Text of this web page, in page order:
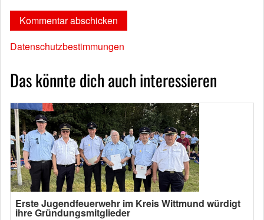
Datenschutzbestimmungen
Das könnte dich auch interessieren
Erste Jugendfeuerwehr im Kreis Wittmund würdigt
ihre Gründungsmitglieder